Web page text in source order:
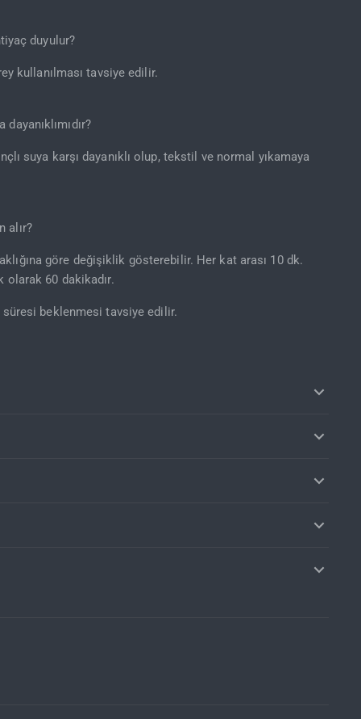
duyulur?
kullanılması tavsiye edilir.
suya karşı dayanıklı olup, tekstil ve normal yıkamaya
alır?
göre değişiklik gösterebilir. Her kat arası 10 dk.
olarak 60 dakikadır.
süresi beklenmesi tavsiye edilir.